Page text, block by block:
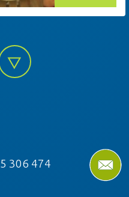
306 474